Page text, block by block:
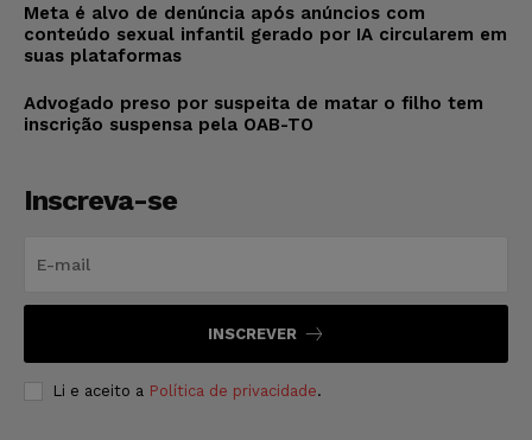
Meta é alvo de denúncia após anúncios com
conteúdo sexual infantil gerado por IA circularem em
suas plataformas
Advogado preso por suspeita de matar o filho tem
inscrição suspensa pela OAB-TO
Inscreva-se
INSCREVER
Li e aceito a Política de privacidade.